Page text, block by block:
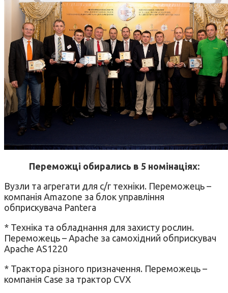
Переможці обирались в 5 номінаціях:
Вузли та агрегати для с/г техніки. Переможець –
компанія Amazone за блок управління
обприскувача Pantera
* Техніка та обладнання для захисту рослин.
Переможець – Apache за самохідний обприскувач
Apache AS1220
* Трактора різного призначення. Переможець –
компанія Сase за трактор CVX